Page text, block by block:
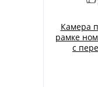
Камера
рамке
с